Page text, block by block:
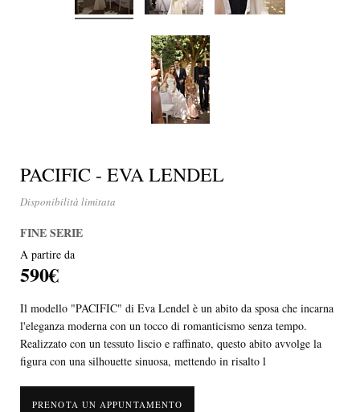
PACIFIC - EVA LENDEL
Disponibilità limitata
FINE SERIE
A partire da
590€
Il modello "PACIFIC" di Eva Lendel è un abito da sposa che incarna
l'eleganza moderna con un tocco di romanticismo senza tempo.
Realizzato con un tessuto liscio e raffinato, questo abito avvolge la
figura con una silhouette sinuosa, mettendo in risalto l
PRENOTA UN APPUNTAMENTO